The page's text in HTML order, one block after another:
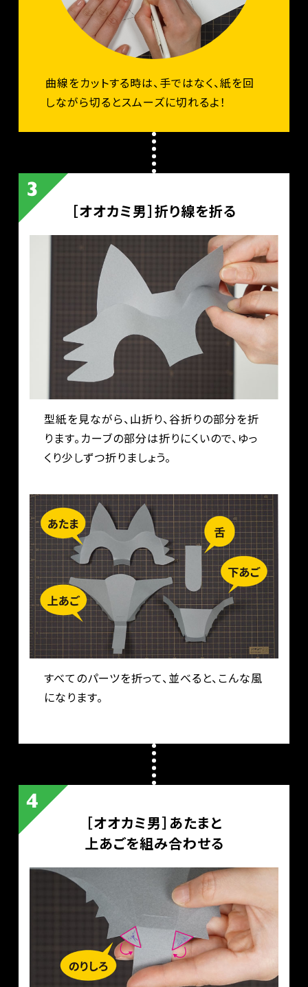
曲線をカットする時は、手ではなく、紙を回
しながら切るとスムーズに切れるよ！
［オオカミ男］折り線を折る
型紙を見ながら、山折り、谷折りの部分を折
ります。カーブの部分は折りにくいので、ゆっ
くり少しずつ折りましょう。
すべてのパーツを折って、並べると、こんな風
になります。
［オオカミ男］あたまと
上あごを組み合わせる